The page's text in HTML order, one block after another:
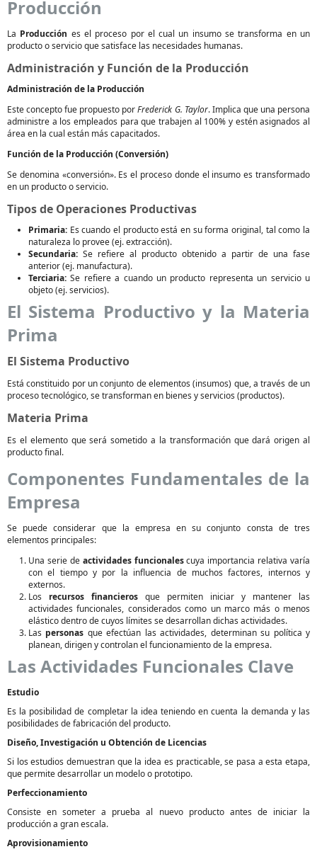
Producción
La Producción es el proceso por el cual un insumo se transforma en un
producto o servicio que satisface las necesidades humanas.
Administración y Función de la Producción
Administración de la Producción
Este concepto fue propuesto porFrederick G. Taylor. Implica que una persona
administre a los empleados para que trabajen al 100% y estén asignados al
área en la cual están más capacitados.
Función de la Producción (Conversión)
Se denomina «conversión». Es el proceso donde el insumo es transformado
en un producto o servicio.
Tipos de Operaciones Productivas
Primaria: Es cuando el producto está en su forma original, tal como la
naturaleza lo provee (ej. extracción).
Secundaria: Se refiere al producto obtenido a partir de una fase
anterior (ej. manufactura).
Terciaria: Se refiere a cuando un producto representa un servicio u
objeto (ej. servicios).
El Sistema Productivo y la Materia
Prima
El Sistema Productivo
Está constituido por un conjunto de elementos (insumos) que, a través de un
proceso tecnológico, se transforman en bienes y servicios (productos).
Materia Prima
Es el elemento que será sometido a la transformación que dará origen al
producto final.
Componentes Fundamentales de la
Empresa
Se puede considerar que la empresa en su conjunto consta de tres
elementos principales:
Una serie de actividades funcionalescuya importancia relativa varía
con el tiempo y por la influencia de muchos factores, internos y
externos.
Los recursos financieros que permiten iniciar y mantener las
actividades funcionales, considerados como un marco más o menos
elástico dentro de cuyos límites se desarrollan dichas actividades.
Las personas que efectúan las actividades, determinan su política y
planean, dirigen y controlan el funcionamiento de la empresa.
Las Actividades Funcionales Clave
Estudio
Es la posibilidad de completar la idea teniendo en cuenta la demanda y las
posibilidades de fabricación del producto.
Diseño, Investigación u Obtención de Licencias
Si los estudios demuestran que la idea es practicable, se pasa a esta etapa,
que permite desarrollar un modelo o prototipo.
Perfeccionamiento
Consiste en someter a prueba al nuevo producto antes de iniciar la
producción a gran escala.
Aprovisionamiento